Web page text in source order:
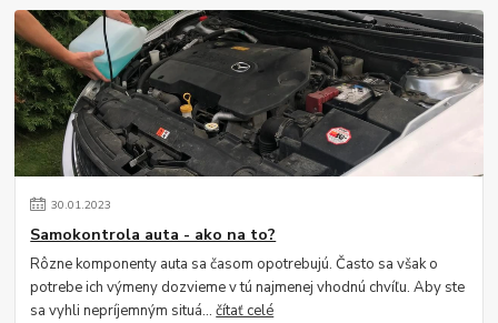
30.01.2023
Samokontrola auta - ako na to?
Rôzne komponenty auta sa časom opotrebujú. Často sa však o
potrebe ich výmeny dozvieme v tú najmenej vhodnú chvíľu. Aby ste
sa vyhli nepríjemným situá...čítať celé